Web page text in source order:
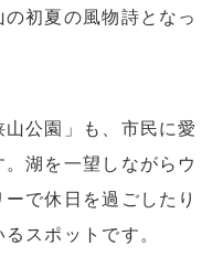
初夏の風物詩となっ
公園」も、市民に愛
湖を一望しながらウ
で休日を過ごしたり
スポットです。